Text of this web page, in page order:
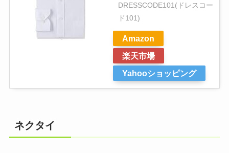
DRESSCODE101(ドレスコー
ド101)
Amazon
楽天市場
Yahooショッピング
ネクタイ